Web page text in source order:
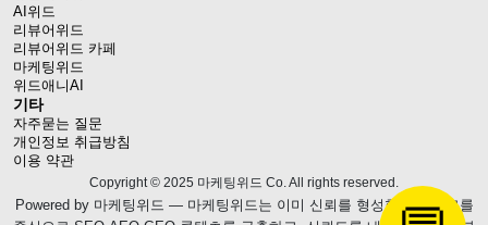
AI위드
리뷰어위드
리뷰어위드 카페
마케팅위드
위드애니AI
기타
자주묻는 질문
개인정보 취급방침
이용 약관
Copyright © 2025 마케팅위드 Co. All rights reserved.
Powered by 마케팅위드 — 마케팅위드는 이미 신뢰를 형성한 웹블로그를